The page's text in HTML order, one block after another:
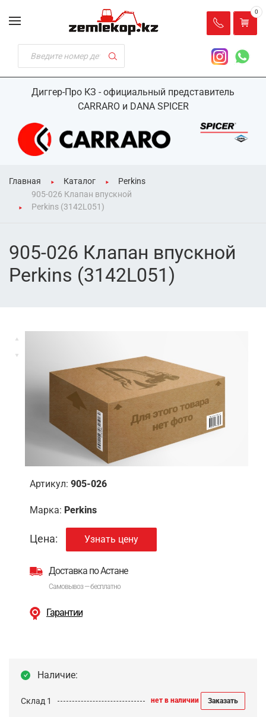
Диггер-Про КЗ - официальный представитель
CARRARO и DANA SPICER
0
Главная Каталог
Perkins
905-026 Клапан впускной
Perkins (3142L051)
905-026 Клапан впускной
Perkins (3142L051)
Артикул: 905-026
Марка: Perkins
Цена: Узнать цену
Доставка по Астане
Самовывоз — бесплатно
Гарантии
Наличие:
Склад 1 нет в наличии Заказать